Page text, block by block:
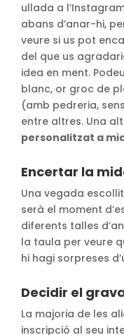
ullada a
abans d’anar-hi,
veure si us pot
del que us
idea en ment.
blanc, or groc de
(amb pedreria,
entre altres. Una
personalitzat a
Encertar la
Una vegada
serà el moment
diferents talles
la taula per veure
hi hagi sorpreses
Decidir el
La majoria de les
inscripció al seu